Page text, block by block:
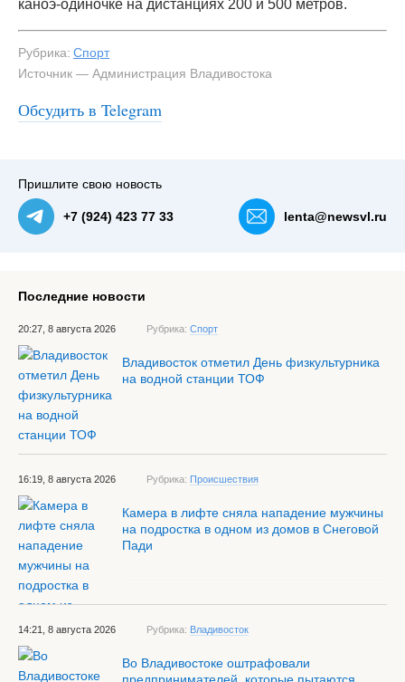
каноэ-одиночке на дистанциях 200 и 500 метров.
Рубрика: Спорт
Источник — Администрация Владивостока
Обсудить в Telegram
#2
Пришлите свою новость
+7 (924) 423 77 33 lenta@newsvl.ru
Последние новости
20:27, 8 августа 2026 Рубрика: Спорт
Владивосток отметил День физкультурника
на водной станции ТОФ
16:19, 8 августа 2026 Рубрика: Происшествия
Камера в лифте сняла нападение мужчины
на подростка в одном из домов в Снеговой
Пади
14:21, 8 августа 2026 Рубрика: Владивосток
Во Владивостоке оштрафовали